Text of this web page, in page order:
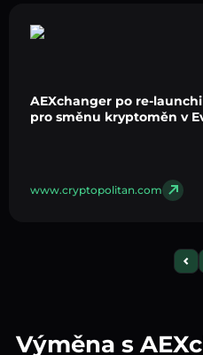
AEXchanger po re-
pro směnu kryptoměn v
www.cryptopolitan.com
Výměna s